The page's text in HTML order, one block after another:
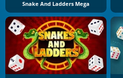
Snake And Ladders Mega